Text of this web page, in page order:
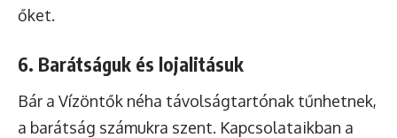
őket.
6. Barátságuk és lojalitásuk
Bár a Vízöntők néha távolságtartónak tűnhetnek,
a barátság számukra szent. Kapcsolataikban a